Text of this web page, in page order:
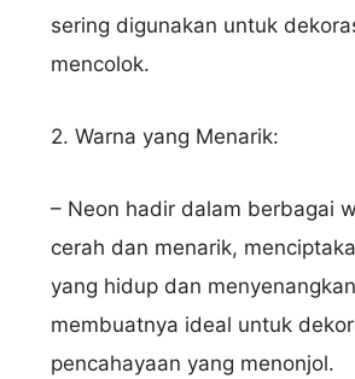
sering digunakan untuk
mencolok.
2. Warna yang Menarik:
– Neon hadir dalam berbagai
cerah dan menarik,
yang hidup dan
membuatnya ideal untuk
pencahayaan yang menonjol.